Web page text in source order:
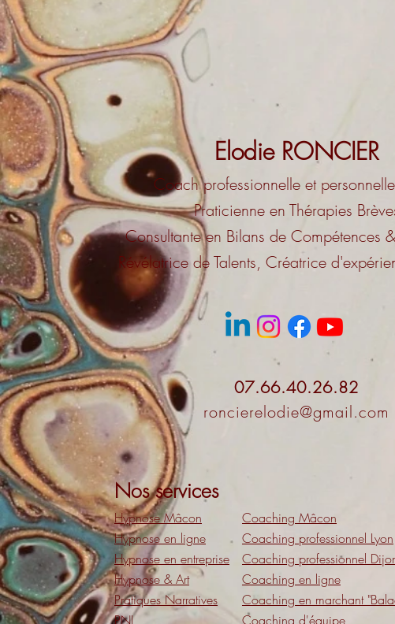
Elodie RONCIER
Coach professionnelle et
Praticienne en Thérapies
Consultante en Bilans de Compétences
Révélatrice de Talents, Créatrice
07.66.40.26.82
roncierelodie@gmail.com
Nos services
Hypnose Mâcon
Hypnose en ligne
Hypnose en entreprise
Hypnose & Art
Pratiques Narratives
PNL
Coaching Mâcon
Coaching professionnel Lyon
Coaching professionnel
Coaching en ligne
Coaching en marchant
Coaching d'équipe